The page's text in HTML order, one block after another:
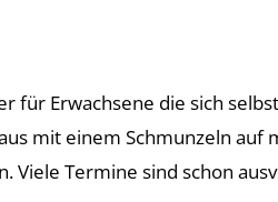
für Erwachsene die sich
mit einem Schmunzeln auf
Viele Termine sind schon